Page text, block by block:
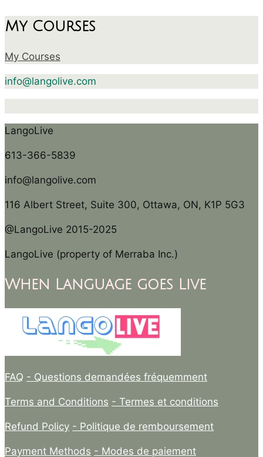
My Courses
My Courses
info@langolive.com
LangoLive
613-366-5839
info@langolive.com
116 Albert Street, Suite 300, Ottawa, ON, K1P 5G3
@LangoLive 2015-2025
LangoLive (property of Merraba Inc.)
When Language goes Live
FAQ - Questions demandées fréquemment
Terms and Conditions - Termes et conditions
Refund Policy - Politique de remboursement
Payment Methods - Modes de paiement